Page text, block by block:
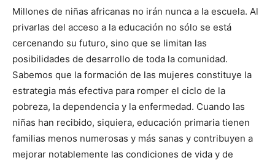
Millones de niñas africanas no irán nunca a la escuela. Al
privarlas del acceso a la educación no sólo se está
cercenando su futuro, sino que se limitan las
posibilidades de desarrollo de toda la comunidad.
Sabemos que la formación de las mujeres constituye la
estrategia más efectiva para romper el ciclo de la
pobreza, la dependencia y la enfermedad. Cuando las
niñas han recibido, siquiera, educación primaria tienen
familias menos numerosas y más sanas y contribuyen a
mejorar notablemente las condiciones de vida y de